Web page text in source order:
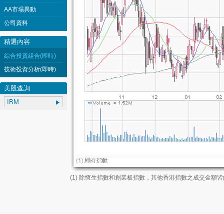
(1) 除恆生指數和創業板指數，其他香港指數之成交金額
AA市場異動
公司資料
精選內容
綜合投資組合(即時)
技術投資分析(即時)
美股查詢